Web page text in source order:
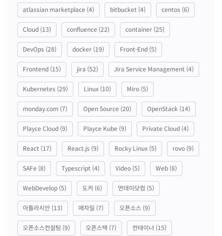
atlassian marketplace (4) bitbucket (4) centos (6)
Cloud (13) confluence (22) container (25)
DevOps (28) docker (19) Front-End (5)
Frontend (15) jira (52) Jira Service Management (4)
Kubernetes (29) Linux (10) Miro (5)
monday.com (7) Open Source (20) OpenStack (14)
Playce Cloud (9) Playce Kube (9) Private Cloud (4)
React (17) React.js (9) Rocky Linux (5) rovo (9)
SAFe (8) Typescript (4) Video (5) Web (8)
WebDevelop (5) 도커 (6) 먼데이닷컴 (5)
아틀라시안 (13) 애자일 (7) 오픈소스 (9)
오픈소스컨설팅 (9) 오픈스택 (7) 컨테이너 (15)